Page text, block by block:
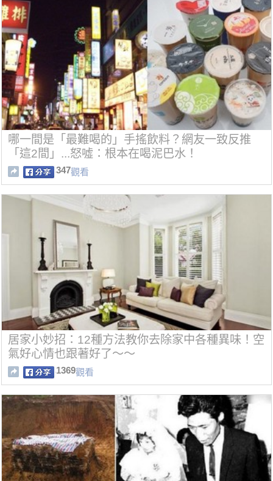
哪一間是「最難喝的」手搖飲料？網友一致反推
「這2間」...怒噓：根本在喝泥巴水！
347觀看
居家小妙招：12種方法教你去除家中各種異味！空
氣好心情也跟著好了～～
1369觀看